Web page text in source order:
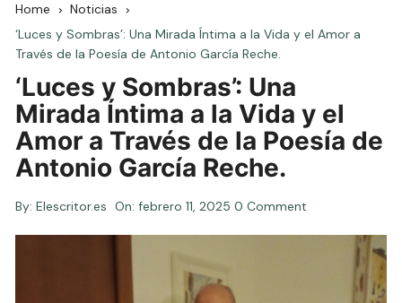
Home
Noticias
‘Luces y Sombras’: Una Mirada Íntima a la Vida y el Amor a
Través de la Poesía de Antonio García Reche.
‘Luces y Sombras’: Una
Mirada Íntima a la Vida y el
Amor a Través de la Poesía de
Antonio García Reche.
By: Elescritor.es On:febrero 11, 2025 0 Comment